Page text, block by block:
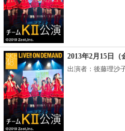
2013年2月15日
出演者：後藤理沙